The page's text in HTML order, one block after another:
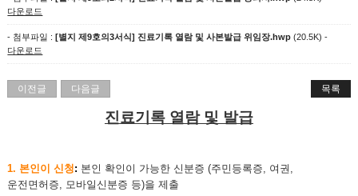
다운로드
- 첨부파일 :[별지 제9호의3서식] 진료기록 열람 및 사본발급 위임장.hwp (20.5K) -
다운로드
이전글 다음글 목록
진료기록 열람 및 발급
1. 본인이 신청: 본인 확인이 가능한 신분증 (주민등록증, 여권,
운전면허증, 모바일신분증 등)을 제출